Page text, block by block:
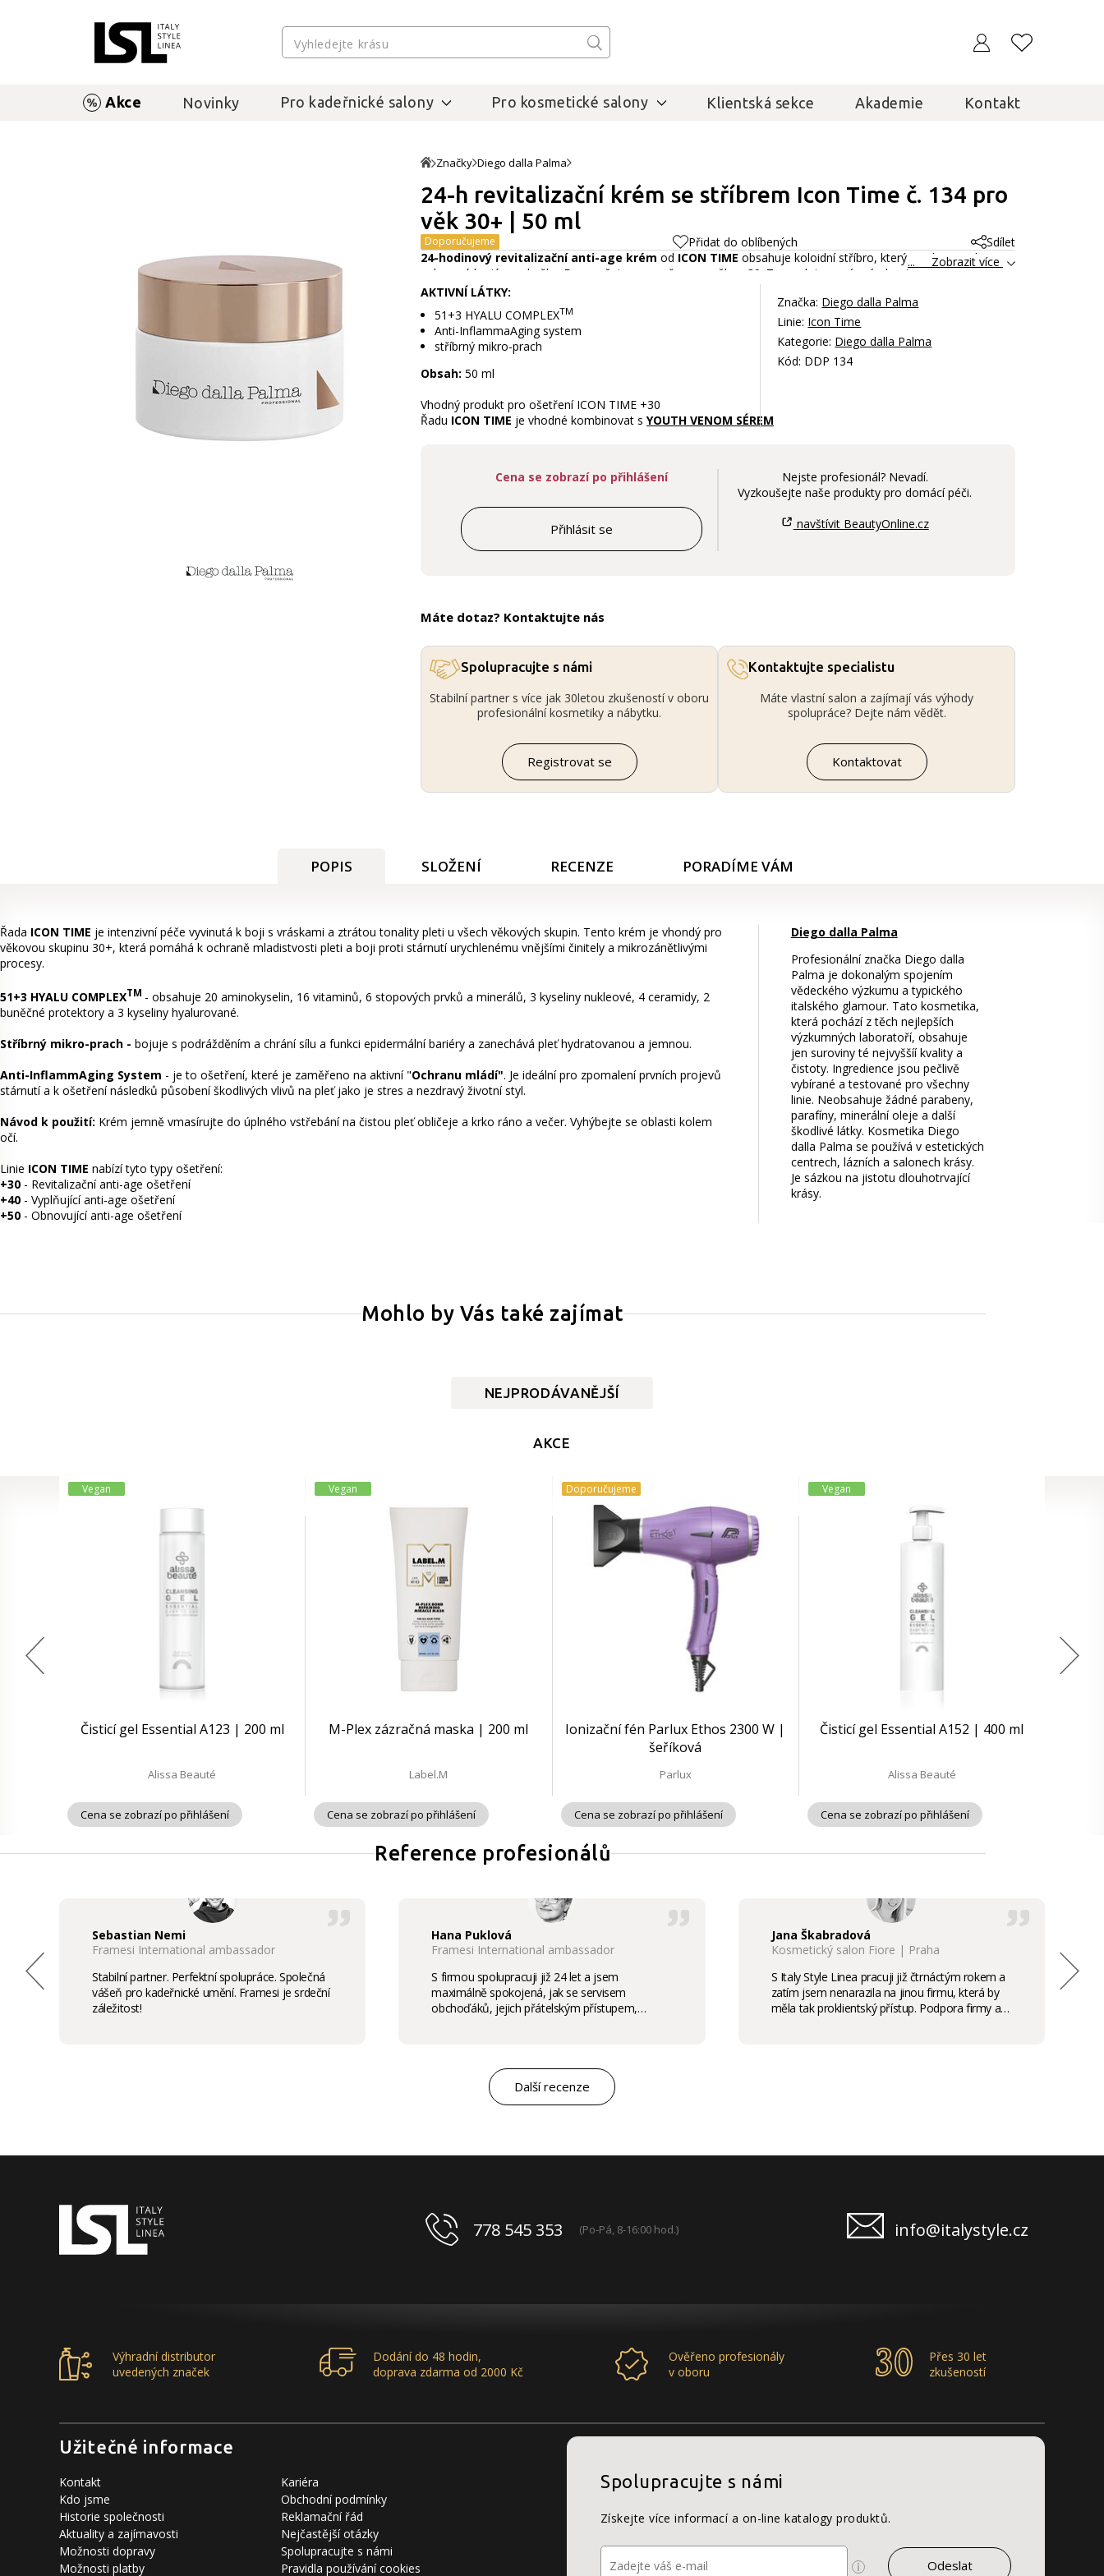
Akce Novinky Pro kadeřnické salony Pro kosmetické salony Klientská sekce Akademie Kontakt
Značky Diego dalla Palma
24-h revitalizační krém se stříbrem Icon Time č. 134 pro
věk 30+ | 50 ml
Doporučujeme Přidat do oblíbených
Sdílet
24-hodinový revitalizační anti-age krém od ICON TIME obsahuje koloidní stříbro, který posiluje strukturu
ochranné bariéry pokožky. Doporučujeme pro ženy ve věku +30. Zpomaluje první známky stárnutí a napravuje
škody způsobené stresem a nezdravým životním stylem. Po použití je pleť hladká, vrásky a jemné línie jsou
... Zobrazit více
AKTIVNÍ LÁTKY:
51+3 HYALU COMPLEXTM
Anti-InflammaAging system
stříbrný mikro-prach
Obsah: 50 ml
Vhodný produkt pro ošetření ICON TIME +30
Řadu ICON TIME je vhodné kombinovat s YOUTH VENOM SÉREM
Značka: Diego dalla Palma
Linie: Icon Time
Kategorie: Diego dalla Palma
Kód: DDP 134
Cena se zobrazí po přihlášení
Přihlásit se
Nejste profesionál? Nevadí.
Vyzkoušejte naše produkty pro domácí péči.
navštívit BeautyOnline.cz
Máte dotaz? Kontaktujte nás
Spolupracujte s námi
Stabilní partner s více jak 30letou zkušeností v oboru
profesionální kosmetiky a nábytku.
Registrovat se
Kontaktujte specialistu
Máte vlastní salon a zajímají vás výhody
spolupráce? Dejte nám vědět.
Kontaktovat
POPIS SLOŽENÍ RECENZE PORADÍME VÁM
Řada ICON TIME je intenzivní péče vyvinutá k boji s vráskami a ztrátou tonality pleti u všech věkových skupin. Tento krém je vhondý pro
věkovou skupinu 30+, která pomáhá k ochraně mladistvosti pleti a boji proti stárnutí urychlenému vnějšími činitely a mikrozánětlivými
procesy.
51+3 HYALU COMPLEXTM - obsahuje 20 aminokyselin, 16 vitaminů, 6 stopových prvků a minerálů, 3 kyseliny nukleové, 4 ceramidy, 2
buněčné protektory a 3 kyseliny hyalurované.
Stříbrný mikro-prach - bojuje s podrážděním a chrání sílu a funkci epidermální bariéry a zanechává pleť hydratovanou a jemnou.
Anti-InflammAging System - je to ošetření, které je zaměřeno na aktivní "Ochranu mládí". Je ideální pro zpomalení prvních projevů
stárnutí a k ošetření následků působení škodlivých vlivů na pleť jako je stres a nezdravý životní styl.
Návod k použití: Krém jemně vmasírujte do úplného vstřebání na čistou pleť obličeje a krko ráno a večer. Vyhýbejte se oblasti kolem
očí.
Linie ICON TIME nabízí tyto typy ošetření:
+30 - Revitalizační anti-age ošetření
+40 - Vyplňující anti-age ošetření
+50 - Obnovující anti-age ošetření
Diego dalla Palma
Profesionální značka Diego dalla
Palma je dokonalým spojením
vědeckého výzkumu a typického
italského glamour. Tato kosmetika,
která pochází z těch nejlepších
výzkumných laboratoří, obsahuje
jen suroviny té nejvyššíí kvality a
čistoty. Ingredience jsou pečlivě
vybírané a testované pro všechny
linie. Neobsahuje žádné parabeny,
parafíny, minerální oleje a další
škodlivé látky. Kosmetika Diego
dalla Palma se používá v estetických
centrech, lázních a salonech krásy.
Je sázkou na jistotu dlouhotrvající
krásy.
Mohlo by Vás také zajímat
NEJPRODÁVANĚJŠÍ
AKCE
Vegan
Čisticí gel Essential A123 | 200 ml
Alissa Beauté
Cena se zobrazí po přihlášení
Vegan
M-Plex zázračná maska | 200 ml
Label.M
Cena se zobrazí po přihlášení
Doporučujeme
Ionizační fén Parlux Ethos 2300 W |
šeříková
Parlux
Cena se zobrazí po přihlášení
Vegan
Čisticí gel Essential A152 | 400 ml
Alissa Beauté
Cena se zobrazí po přihlášení
Reference profesionálů
Sebastian Nemi
Framesi International ambassador
Stabilní partner. Perfektní spolupráce. Společná
vášeň pro kadeřnické umění. Framesi je srdeční
záležitost!
Hana Puklová
Framesi International ambassador
S firmou spolupracuji již 24 let a jsem
maximálně spokojená, jak se servisem
obchoďáků, jejich přátelským přístupem,
marketingovým servisem. Pro mě je to po těch
letech „druhá rodina“. Myslím, že ty roky
spolupráce mluví za vše.
Jana Škabradová
Kosmetický salon Fiore | Praha
S Italy Style Linea pracuji již čtrnáctým rokem a
zatím jsem nenarazila na jinou firmu, která by
měla tak proklientský přístup. Podpora firmy a
Další recenze
778 545 353 (Po-Pá, 8-16:00 hod.) info@italystyle.cz
Výhradní distributor
uvedených značek
Dodání do 48 hodin,
doprava zdarma od 2000 Kč
Ověřeno profesionály
v oboru
Přes 30 let
zkušeností
Užitečné informace
Kontakt
Kdo jsme
Historie společnosti
Aktuality a zajímavosti
Možnosti dopravy
Možnosti platby
Kariéra
Obchodní podmínky
Reklamační řád
Nejčastější otázky
Spolupracujte s námi
Pravidla používání cookies
Spolupracujte s námi
Získejte více informací a on-line katalogy produktů.